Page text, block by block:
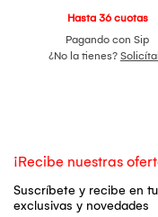
Hasta 36 cuotas
Pagando con Sip
¿No la tienes?
¡Recibe nuestras
Suscríbete y recibe en
exclusivas y novedades